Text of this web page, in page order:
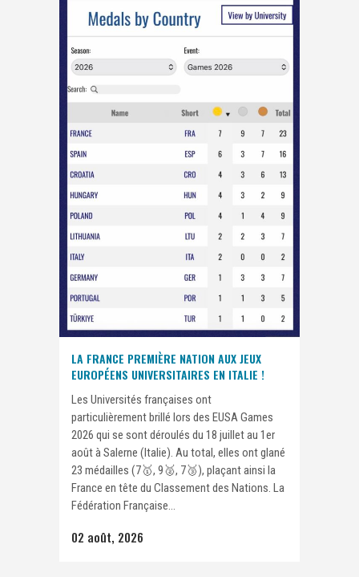
LA FRANCE PREMIÈRE NATION AUX JEUX
EUROPÉENS UNIVERSITAIRES EN ITALIE !
Les Universités françaises ont
particulièrement brillé lors des EUSA Games
2026 qui se sont déroulés du 18 juillet au 1er
août à Salerne (Italie). Au total, elles ont glané
23 médailles (7🥇, 9🥈, 7🥉), plaçant ainsi la
France en tête du Classement des Nations. La
Fédération Française...
02 août, 2026